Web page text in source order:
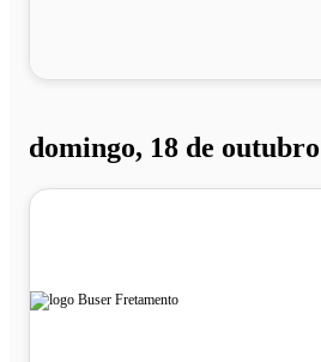
domingo, 18 de outubro